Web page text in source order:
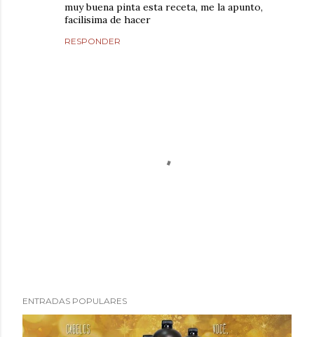
muy buena pinta esta receta, me la apunto,
facilisima de hacer
RESPONDER
u
b
ENTRADAS POPULARES